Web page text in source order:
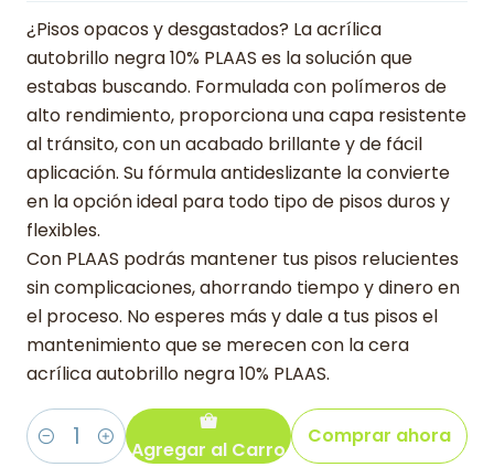
¿Pisos opacos y desgastados? La acrílica
autobrillo negra 10% PLAAS es la solución que
estabas buscando. Formulada con polímeros de
alto rendimiento, proporciona una capa resistente
al tránsito, con un acabado brillante y de fácil
aplicación. Su fórmula antideslizante la convierte
en la opción ideal para todo tipo de pisos duros y
flexibles.
Con PLAAS podrás mantener tus pisos relucientes
sin complicaciones, ahorrando tiempo y dinero en
el proceso. No esperes más y dale a tus pisos el
mantenimiento que se merecen con la cera
acrílica autobrillo negra 10% PLAAS.
Cantidad Agregar al Carro
Comprar ahora